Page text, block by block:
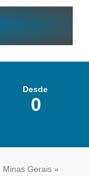
Desde
0
Minas Gerais »